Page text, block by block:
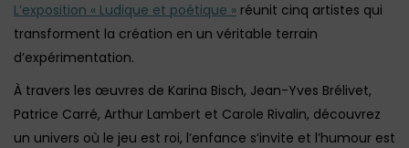
L’exposition « Ludique et poétique » réunit cinq artistes qui
transforment la création en un véritable terrain
d’expérimentation.
À travers les œuvres de Karina Bisch, Jean-Yves Brélivet,
Patrice Carré, Arthur Lambert et Carole Rivalin, découvrez
un univers où le jeu est roi, l’enfance s’invite et l’humour est